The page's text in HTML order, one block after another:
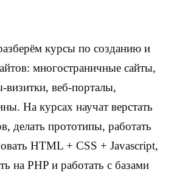
курсы по созданию и
многостраничные сайты,
визитки, веб-порталы,
На курсах научат верстать
делать прототипы, работать
HTML + CSS + Javascript,
на PHP и работать с базами